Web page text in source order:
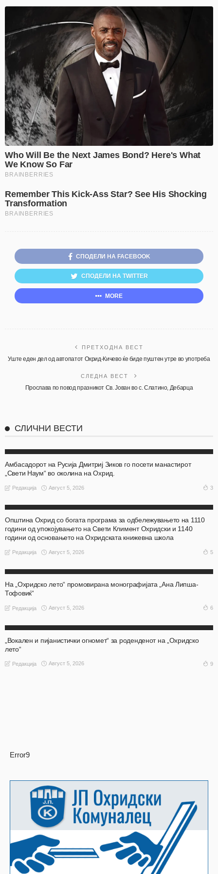
СПОДЕЛИ НА FACEBOOK
СПОДЕЛИ НА TWITTER
MORE
ПРЕТХОДНА ВЕСТ
Уште еден дел од автопатот Охрид-Кичево ќе биде пуштен утре во употреба
СЛЕДНА ВЕСТ
Прослава по повод празникот Св. Јован во с. Слатино, Дебарца
СЛИЧНИ ВЕСТИ
Амбасадорот на Русија Дмитриј Зиков го посети манастирот
„Свети Наум“ во околина на Охрид.
Редакција Август 5, 2026 3
Општина Охрид со богата програма за одбележувањето на 1110
години од упокојувањето на Свети Климент Охридски и 1140
години од основањето на Охридската книжевна школа
Редакција Август 5, 2026 5
На „Охридско лето“ промовирана монографијата „Ана Липша-
Тофовиќ“
Редакција Август 5, 2026 6
„Вокален и пијанистички огномет“ за роденденот на „Охридско
лето“
Редакција Август 5, 2026 9
Error9